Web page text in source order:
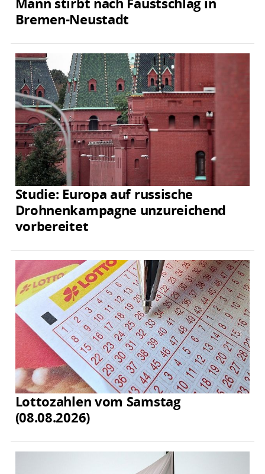
Bremen-Neustadt
Studie: Europa auf russische
Drohnenkampagne unzureichend
vorbereitet
Lottozahlen vom Samstag
(08.08.2026)